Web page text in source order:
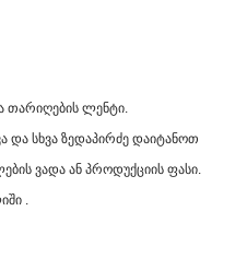
თარიღების ლენტი.
და სხვა ზედაპირძე დაიტანოთ
ვადა ან პროდუქციის ფასი.
.